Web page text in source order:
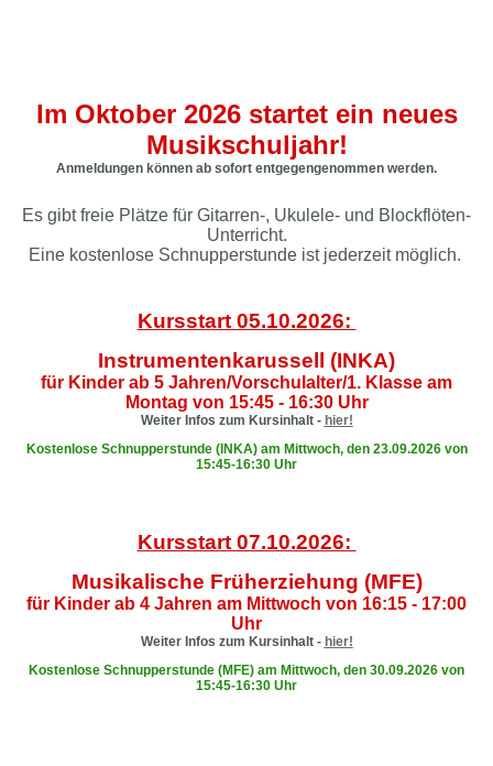
Im Oktober 2026 startet ein neues
Musikschuljahr!
Anmeldungen können ab sofort entgegengenommen werden.
Es gibt freie Plätze für Gitarren-, Ukulele- und Blockflöten-
Unterricht.
Eine kostenlose Schnupperstunde ist jederzeit möglich.
Kursstart 05.10.2026:
Instrumentenkarussell (INKA)
für Kinder ab 5 Jahren/Vorschulalter/1. Klasse am
Montag von 15:45 - 16:30 Uhr
Weiter Infos zum Kursinhalt - hier!
Kostenlose Schnupperstunde (INKA) am Mittwoch, den 23.09.2026 von
15:45-16:30 Uhr
Kursstart 07.10.2026:
Musikalische Früherziehung (MFE)
für Kinder ab 4 Jahren am Mittwoch von 16:15 - 17:00
Uhr
Weiter Infos zum Kursinhalt - hier!
Kostenlose Schnupperstunde (MFE) am Mittwoch, den 30.09.2026 von
15:45-16:30 Uhr